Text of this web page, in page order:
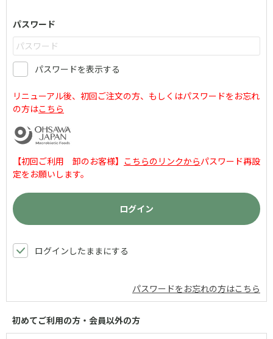
パスワード
パスワードを表示する
リニューアル後、初回ご注文の方、もしくはパスワードをお忘れ
の方はこちら
【初回ご利用 卸のお客様】 こちらのリンクからパスワード再設
定をお願いします。
ログインしたままにする
パスワードをお忘れの方はこちら
初めてご利用の方・会員以外の方